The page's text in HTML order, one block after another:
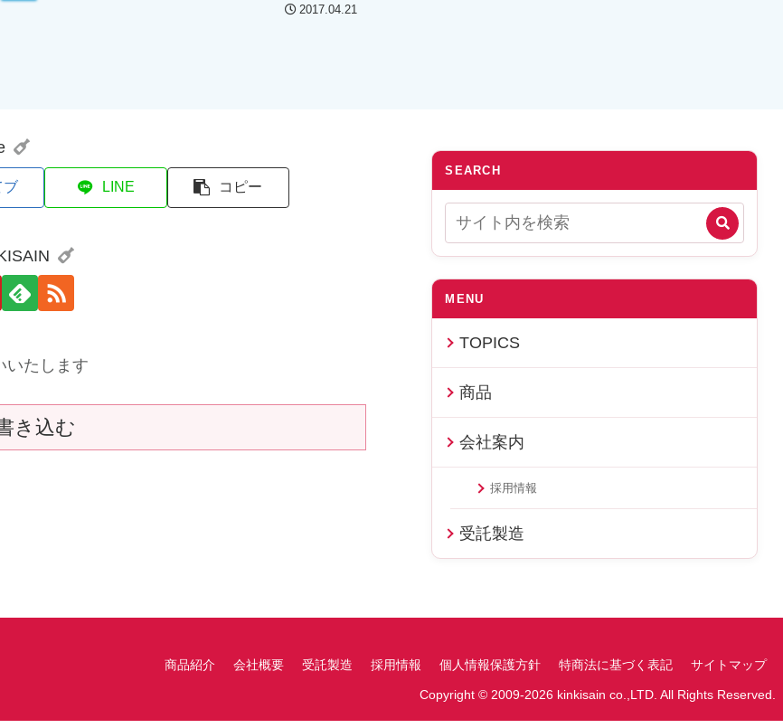
2017.04.21
ブ LINE コピー
いたします
き込む
TOPICS
商品
会社案内
採用情報
受託製造
商品紹介 会社概要 受託製造 採用情報 個人情報保護方針 特商法に基づく表記 サイトマップ
Copyright © 2009-2026 kinkisain co.,LTD. All Rights Reserved.